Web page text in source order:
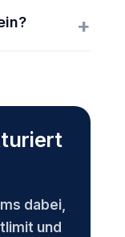
dabei,
und